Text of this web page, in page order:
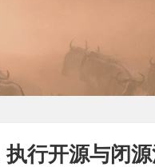
行开源与闭